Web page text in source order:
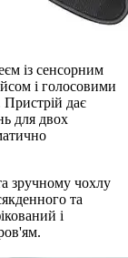
із сенсорним
і голосовими
дає
для двох
зручному чохлу
та
і